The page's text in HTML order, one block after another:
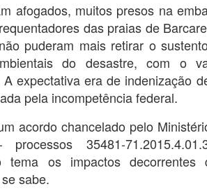
afogados, muitos presos na
das praias de
puderam mais retirar o
do desastre, com o
expectativa era de indenização
pela incompetência federal.
acordo chancelado pelo
35481-
tema os impactos decorrentes
sabe.